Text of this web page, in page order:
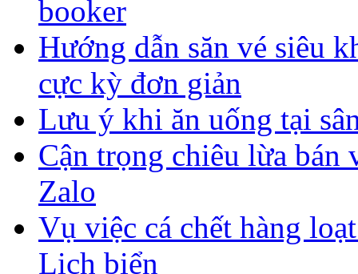
booker
Hướng dẫn săn vé siêu
cực kỳ đơn giản
Lưu ý khi ăn uống tại
Cận trọng chiêu lừa bán
Zalo
Vụ việc cá chết hàng
Lịch biển